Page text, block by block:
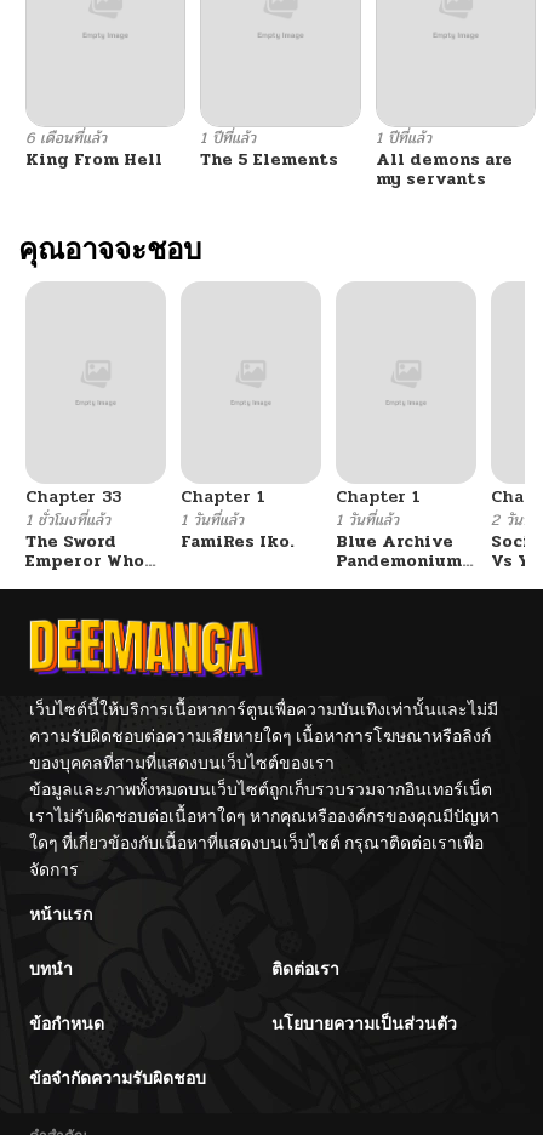
ตอนที่ 24 02/15/2026
ตอนที่ 23
ตอนที่ 22 02/15/2026
ตอนที่ 21
ตอนที่ 17 02/15/2026
ตอนที่ 16
ตอนที่ 15
ตอนที่ 14 02/15/2026
ตอนที่ 13 02/15/2026
ตอนที่ 12 02/15/2026
ตอนที่ 11
ตอนที่ 10
6 เดือนที่แล้ว
King From Hell
1 ปีที่แล้ว
The 5 Elements
1 ปีที่แล้ว
All demons are
my servants
คุณอาจจะชอบ
Chapter 33
1 ชั่วโมงที่แล้ว
The Sword
Emperor Who
จักรพรรดิเทพดาบ
ผงาดเหนือชาติภพ
Chapter 1
1 วันที่แล้ว
FamiRes Iko.
Chapter 1
1 วันที่แล้ว
Blue Archive
Pandemonium
2 วันที่แ
Vs
เว็บไซต์นี้ให้บริการเนื้อหาการ์ตูนเพื่อความบันเทิงเท่านั้นและไม่มี
ความรับผิดชอบต่อความเสียหายใดๆ เนื้อหาการโฆษณาหรือลิงก์
ของบุคคลที่สามที่แสดงบนเว็บไซต์ของเรา
ข้อมูลและภาพทั้งหมดบนเว็บไซต์ถูกเก็บรวบรวมจากอินเทอร์เน็ต
เราไม่รับผิดชอบต่อเนื้อหาใดๆ หากคุณหรือองค์กรของคุณมีปัญหา
ใดๆ ที่เกี่ยวข้องกับเนื้อหาที่แสดงบนเว็บไซต์ กรุณาติดต่อเราเพื่อ
จัดการ
หน้าแรก
บทนำ ติดต่อเรา
ข้อกำหนด นโยบายความเป็นส่วนตัว
ข้อจำกัดความรับผิดชอบ